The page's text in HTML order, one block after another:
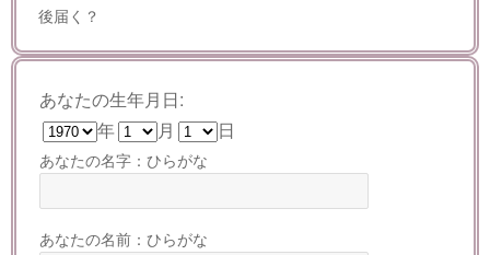
後届く？
あなたの生年月日:
年
月 日
あなたの名字：ひらがな
あなたの名前：ひらがな